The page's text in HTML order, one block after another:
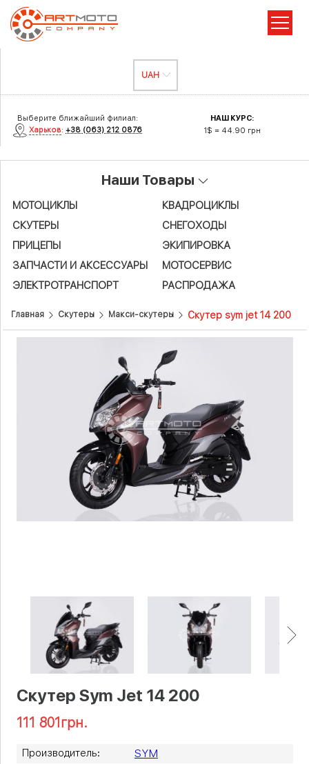
Выберите ближайший филиал:
Харьков:+38 (063) 212 0876
НАШ КУРС:
1$ = 44.90 грн
Наши Товары
МОТОЦИКЛЫ
КВАДРОЦИКЛЫ
СКУТЕРЫ
СНЕГОХОДЫ
ПРИЦЕПЫ
ЭКИПИРОВКА
ЗАПЧАСТИ И АКСЕСCУАРЫ
МОТОСЕРВИС
ЭЛЕКТРОТРАНСПОРТ
РАСПРОДАЖА
Главная Скутеры Макси-скутеры Скутер sym jet 14 200
Скутер Sym Jet 14 200
111 801грн.
Производитель: SYM